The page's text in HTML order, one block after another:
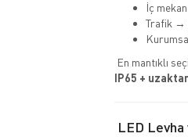
İç
Trafik →
En mantıklı
IP65 +
LED